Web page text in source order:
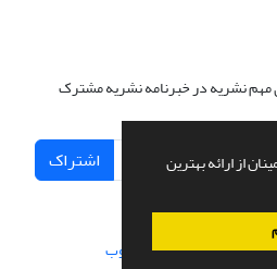
از ارائه بهترین
مهم نشریه در خبرنامه نشریه مشترک
اشتراک
طراحی و پیاده سازی از سیناوب